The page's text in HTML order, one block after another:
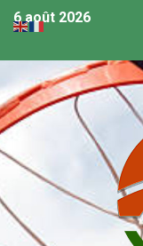
6 août 2026